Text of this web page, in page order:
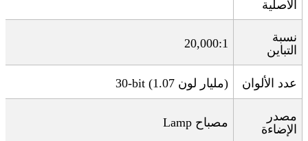
الأصلية
نسبة
التباين
20,000:1
عدد الألوان 30-bit (1.07 مليار لون)
مصدر
الإضاءة
مصباح Lamp